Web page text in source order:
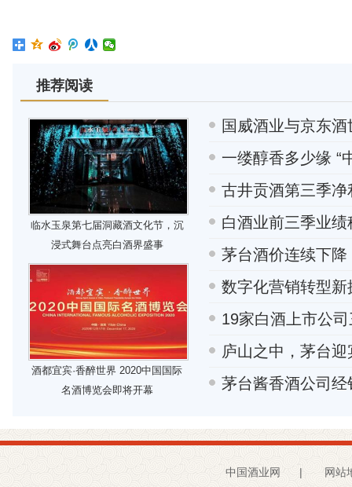
推荐阅读
临水玉泉第七届洞藏酒文化节，沉
浸式舞台点亮白酒界盛事
酒都宜宾·香醉世界 2020中国国际
名酒博览会即将开幕
国威酒业与京东
一缕醇香多少缘 “
古井贡酒第三季
白酒业前三季业
茅台酒价连续下
数字化营销转型
19家白酒上市公
庐山之中，茅台
茅台酱香酒公司
中国酒业网 | 网站